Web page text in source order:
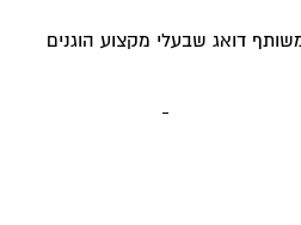
דואג שבעלי מקצוע הוגנים
הודעת ווצאפ